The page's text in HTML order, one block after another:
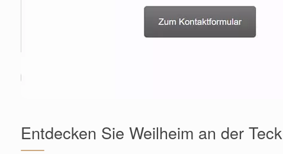
Entdecken Sie Weilheim an der Teck